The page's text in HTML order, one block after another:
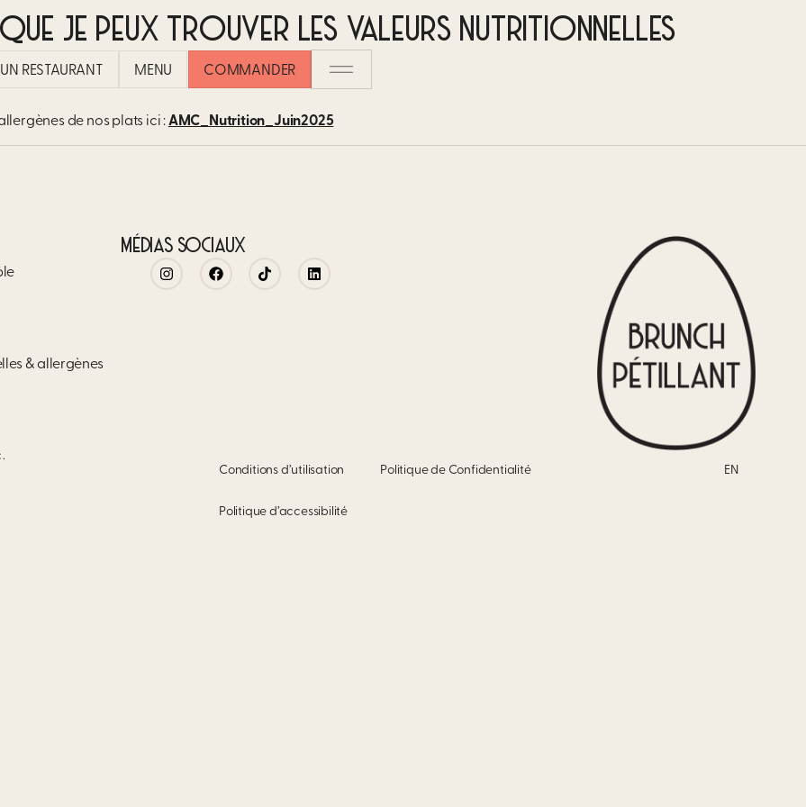
RESTAURANT​ MENU COMMANDER
JE PEUX TROUVER LES VALEURS NUTRITIONNELLES
de nos plats ici :AMC_Nutrition_Juin2025
& allergènes
MÉDIAS SOCIAUX
EN
Conditions d’utilisation Politique de Confidentialité
Politique d’accessibilité